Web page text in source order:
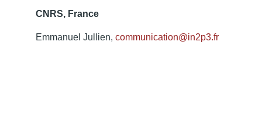
CNRS, France
Emmanuel Jullien, communication@in2p3.fr